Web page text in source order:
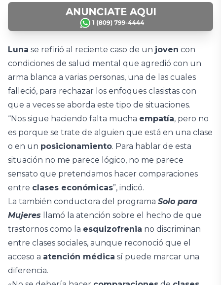
Luna se refirió al reciente caso de un joven con
condiciones de salud mental que agredió con un
arma blanca a varias personas, una de las cuales
falleció, para rechazar los enfoques clasistas con
que a veces se aborda este tipo de situaciones.
“Nos sigue haciendo falta mucha empatía, pero no
es porque se trate de alguien que está en una clase
o en un posicionamiento. Para hablar de esta
situación no me parece lógico, no me parece
sensato que pretendamos hacer comparaciones
entre clases económicas”, indicó.
La también conductora del programa Solo para
Mujeres llamó la atención sobre el hecho de que
trastornos como la esquizofrenia no discriminan
entre clases sociales, aunque reconoció que el
acceso a atención médica sí puede marcar una
diferencia.